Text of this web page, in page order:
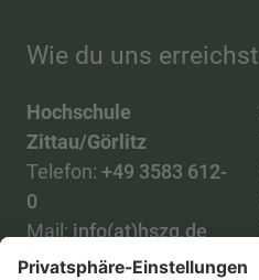
Wie du uns erreichst
Hochschule
Zittau/Görlitz
Telefon: +49 3583 612-
0
Mail: info(at)hszg.de